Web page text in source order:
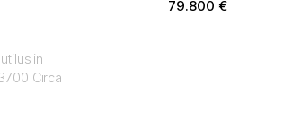
79.800 €